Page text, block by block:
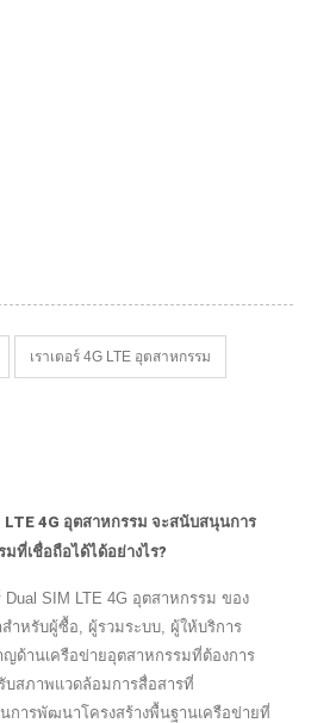
เราเตอร์ 4G LTE อุตสาหกรรม
LTE 4G อุตสาหกรรม จะสนับสนุนการ
ที่เชื่อถือได้ได้อย่างไร?
SIM LTE 4G อุตสาหกรรม ของ
ำหรับผู้ซื้อ, ผู้รวมระบบ, ผู้ให้บริการ
ด้านเครือข่ายอุตสาหกรรมที่ต้องการ
บสภาพแวดล้อมการสื่อสารที่
ารพัฒนาโครงสร้างพื้นฐานเครือข่ายที่